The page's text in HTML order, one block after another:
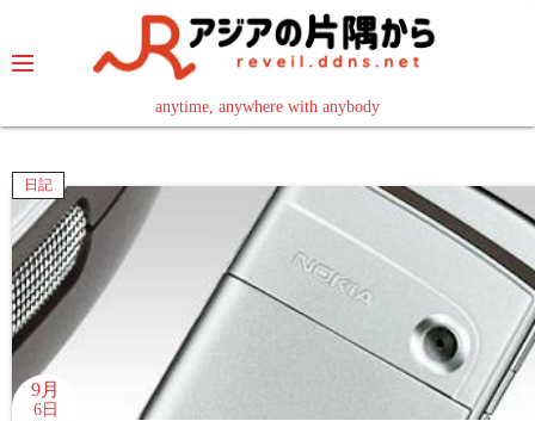
テ
へ
ス
キ
プ
anytime, anywhere with anybody
read in your language
日記
9月
6日